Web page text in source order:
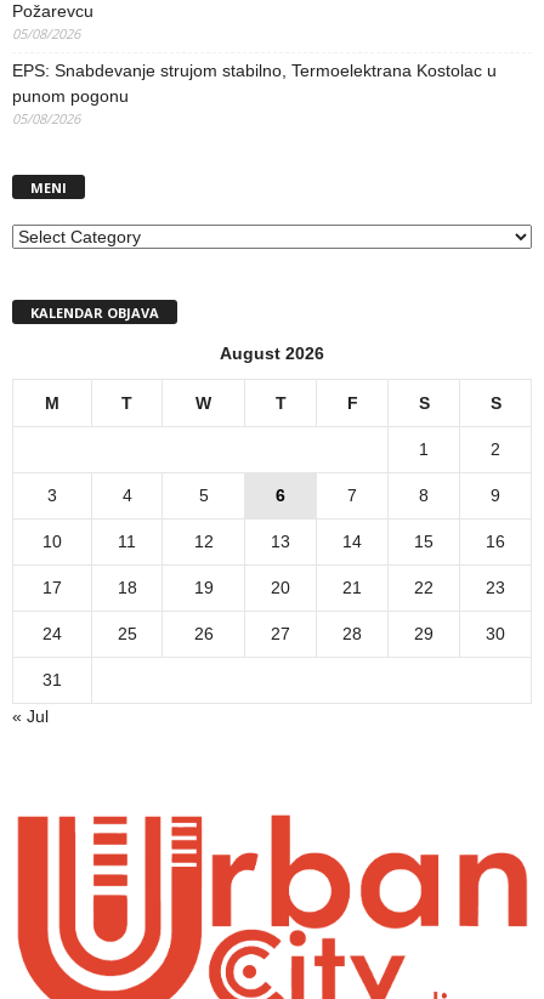
Požarevcu
05/08/2026
EPS: Snabdevanje strujom stabilno, Termoelektrana Kostolac u
punom pogonu
05/08/2026
MENI
MENI
KALENDAR OBJAVA
August 2026
M T W T F S S
1 2
3 4 5 6 7 8 9
10 11 12 13 14 15 16
17 18 19 20 21 22 23
24 25 26 27 28 29 30
31
« Jul